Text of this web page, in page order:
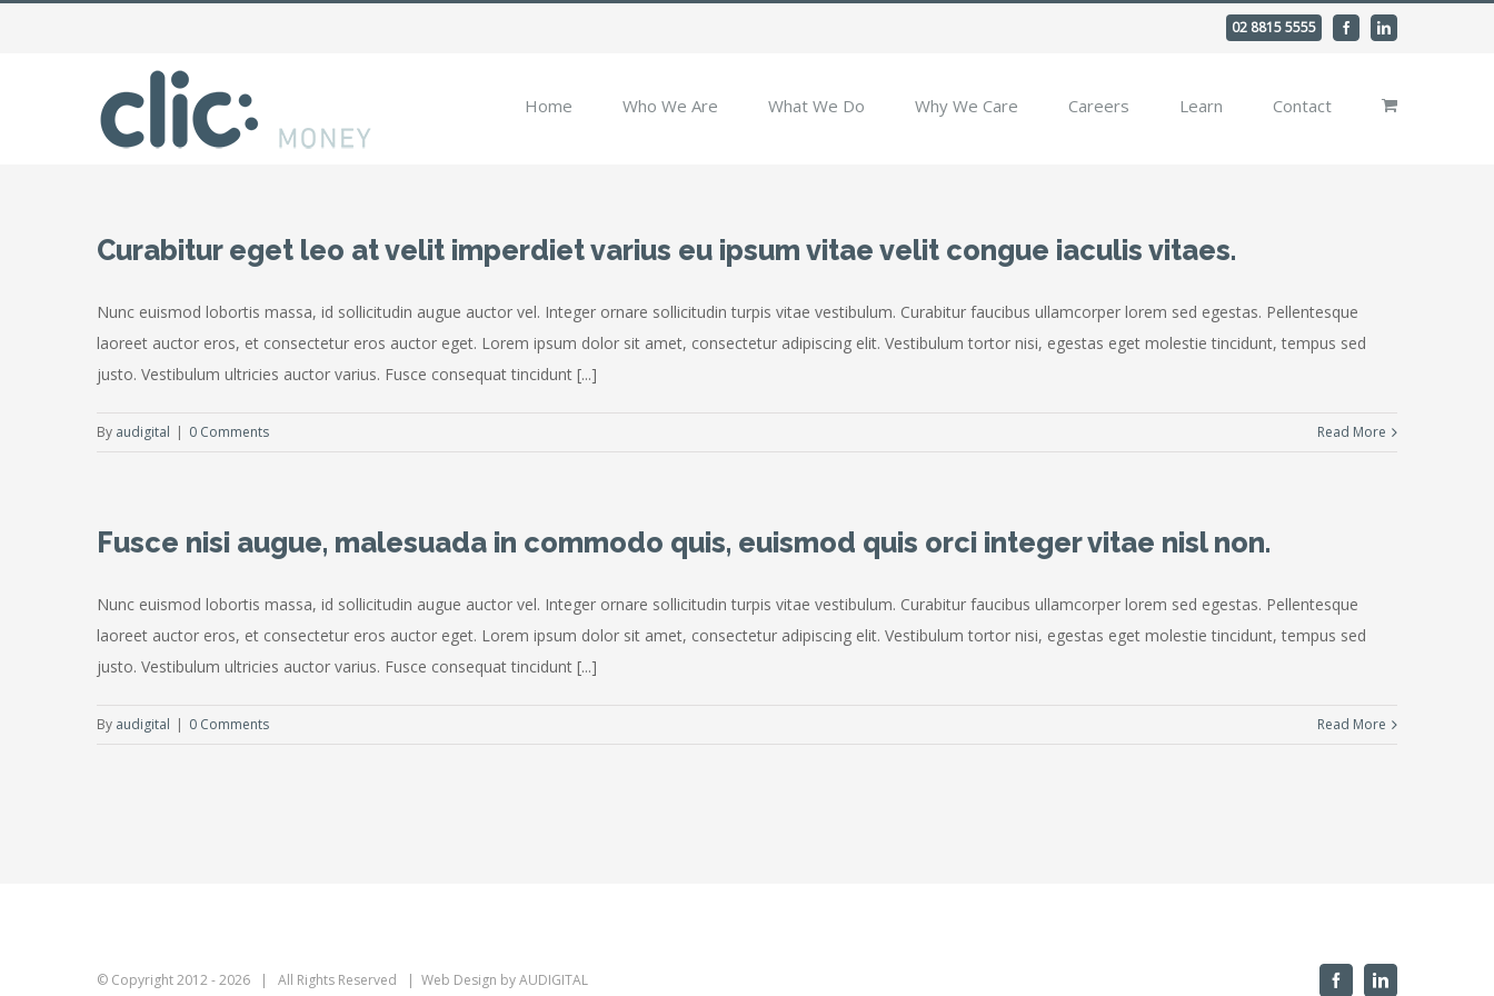
FacebookLinkedin
02 8815 5555
Home Who We Are What We Do Why We Care Careers Learn Contact
Curabitur eget leo at velit imperdiet varius eu ipsum vitae velit congue iaculis vitaes.
Nunc euismod lobortis massa, id sollicitudin augue auctor vel. Integer ornare sollicitudin turpis vitae vestibulum. Curabitur faucibus ullamcorper lorem sed egestas. Pellentesque
laoreet auctor eros, et consectetur eros auctor eget. Lorem ipsum dolor sit amet, consectetur adipiscing elit. Vestibulum tortor nisi, egestas eget molestie tincidunt, tempus sed
justo. Vestibulum ultricies auctor varius. Fusce consequat tincidunt [...]
By audigital | 0 Comments Read More
Fusce nisi augue, malesuada in commodo quis, euismod quis orci integer vitae nisl non.
Nunc euismod lobortis massa, id sollicitudin augue auctor vel. Integer ornare sollicitudin turpis vitae vestibulum. Curabitur faucibus ullamcorper lorem sed egestas. Pellentesque
laoreet auctor eros, et consectetur eros auctor eget. Lorem ipsum dolor sit amet, consectetur adipiscing elit. Vestibulum tortor nisi, egestas eget molestie tincidunt, tempus sed
justo. Vestibulum ultricies auctor varius. Fusce consequat tincidunt [...]
By audigital | 0 Comments Read More
© Copyright 2012 -2026 | All Rights Reserved | Web Design byAUDIGITAL FacebookLinkedin